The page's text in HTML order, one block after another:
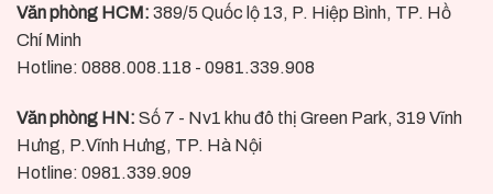
Văn phòng HCM: 389/5 Quốc lộ 13, P. Hiệp Bình, TP. Hồ
Chí Minh
Hotline: 0888.008.118 - 0981.339.908
Văn phòng HN: Số 7 - Nv1 khu đô thị Green Park, 319 Vĩnh
Hưng, P.Vĩnh Hưng, TP. Hà Nội
Hotline: 0981.339.909